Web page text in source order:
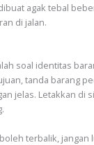
agak tebal
di jalan.
soal identitas
tanda barang
jelas. Letakkan di
terbalik, jangan